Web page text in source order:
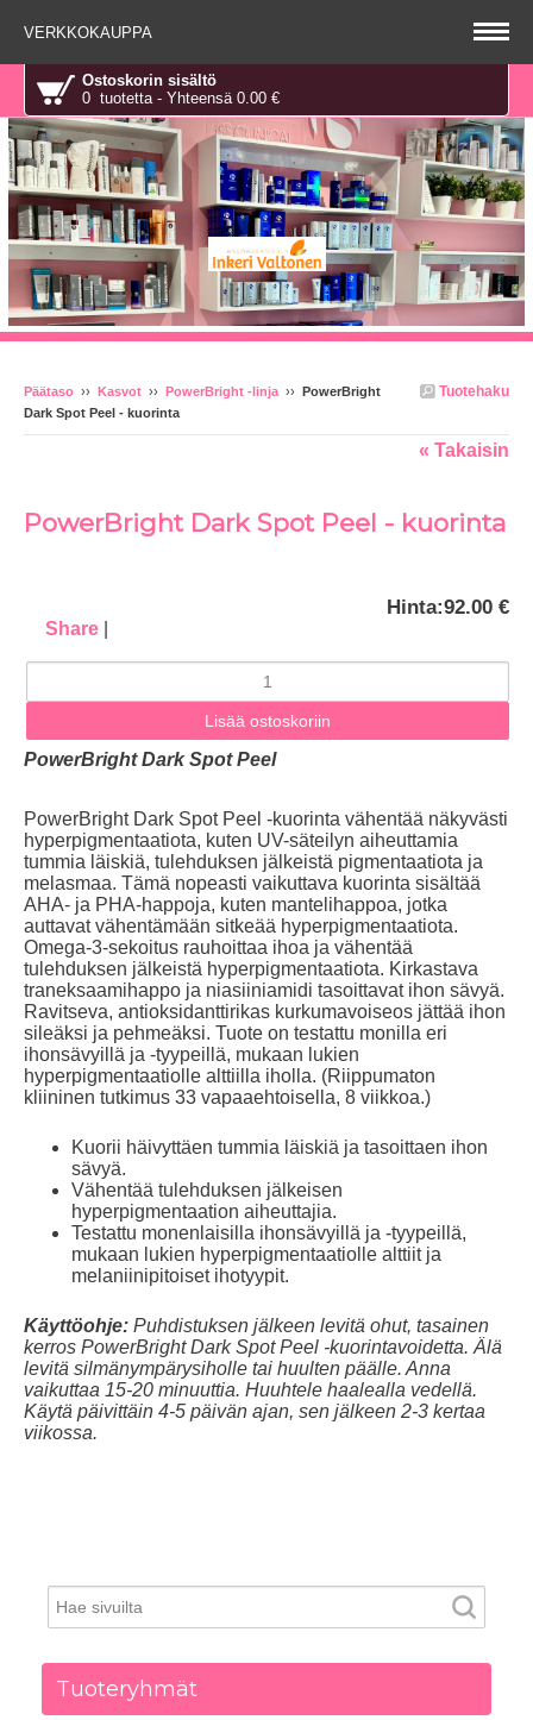
VERKKOKAUPPA
Ostoskorin sisältö
0 tuotetta - Yhteensä 0.00 €
Tuotehaku
Päätaso ›› Kasvot ›› PowerBright -linja››
PowerBright
Dark Spot Peel - kuorinta
« Takaisin
PowerBright Dark Spot Peel - kuorinta
Share
Hinta:92.00 €
PowerBright Dark Spot Peel
PowerBright Dark Spot Peel -kuorinta vähentää näkyvästi
hyperpigmentaatiota, kuten UV-säteilyn aiheuttamia
tummia läiskiä, tulehduksen jälkeistä pigmentaatiota ja
melasmaa. Tämä nopeasti vaikuttava kuorinta sisältää
AHA- ja PHA-happoja, kuten mantelihappoa, jotka
auttavat vähentämään sitkeää hyperpigmentaatiota.
Omega-3-sekoitus rauhoittaa ihoa ja vähentää
tulehduksen jälkeistä hyperpigmentaatiota. Kirkastava
traneksaamihappo ja niasiiniamidi tasoittavat ihon sävyä.
Ravitseva, antioksidanttirikas kurkumavoiseos jättää ihon
sileäksi ja pehmeäksi. Tuote on testattu monilla eri
ihonsävyillä ja -tyypeillä, mukaan lukien
hyperpigmentaatiolle alttiilla iholla. (Riippumaton
kliininen tutkimus 33 vapaaehtoisella, 8 viikkoa.)
Kuorii häivyttäen tummia läiskiä ja tasoittaen ihon
sävyä.
Vähentää tulehduksen jälkeisen
hyperpigmentaation aiheuttajia.
Testattu monenlaisilla ihonsävyillä ja -tyypeillä,
mukaan lukien hyperpigmentaatiolle alttiit ja
melaniinipitoiset ihotyypit.
Käyttöohje: Puhdistuksen jälkeen levitä ohut, tasainen
kerros PowerBright Dark Spot Peel -kuorintavoidetta. Älä
levitä silmänympärysiholle tai huulten päälle. Anna
vaikuttaa 15-20 minuuttia. Huuhtele haalealla vedellä.
Käytä päivittäin 4-5 päivän ajan, sen jälkeen 2-3 kertaa
viikossa.
Tuoteryhmät